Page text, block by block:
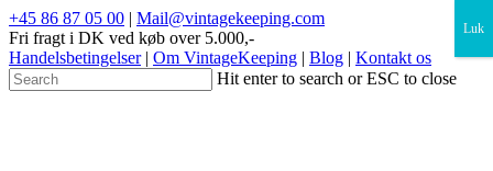
+45 86 87 05 00 | Mail@vintagekeeping.com
Fri fragt i DK ved køb over 5.000,-
Handelsbetingelser| Om VintageKeeping | Blog | Kontakt os
Hit enter to search or ESC to close
×
Luk